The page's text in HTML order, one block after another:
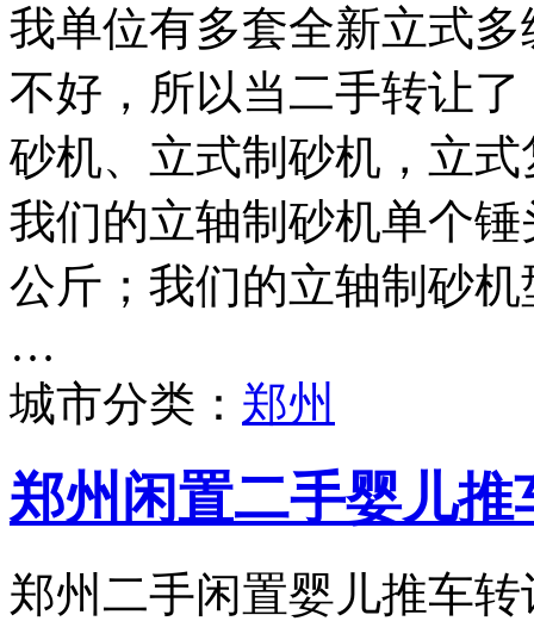
我单位有多套全新立式
不好，所以当二手转让
砂机、立式制砂机，立
我们的立轴制砂机单个
公斤；我们的立轴制砂
…
城市分类： 郑州
郑州闲置二手婴儿推
郑州二手闲置婴儿推车